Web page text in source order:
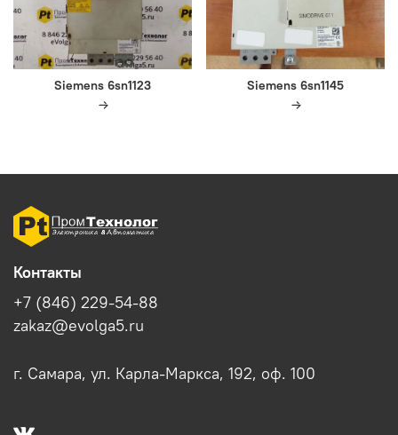
Siemens 6sn1123 Siemens 6sn1145
Контакты
+7 (846) 229-54-88
zakaz@evolga5.ru
г. Самара, ул. Карла-Маркса, 192, оф. 100